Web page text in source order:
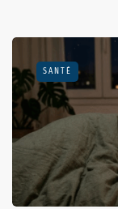
SANTÉ